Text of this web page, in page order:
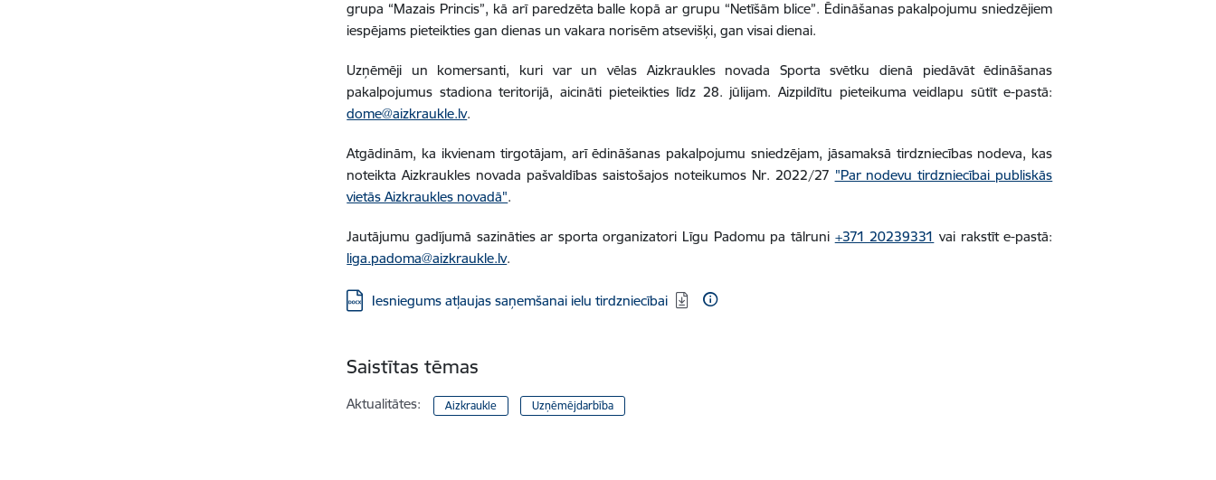
grupa “Mazais Princis”, kā arī paredzēta balle kopā ar grupu “Netīšām blice”. Ēdināšanas pakalpojumu sniedzējiem
iespējams pieteikties gan dienas un vakara norisēm atsevišķi, gan visai dienai.
Uzņēmēji un komersanti, kuri var un vēlas Aizkraukles novada Sporta svētku dienā piedāvāt ēdināšanas
pakalpojumus stadiona teritorijā, aicināti pieteikties līdz 28. jūlijam. Aizpildītu pieteikuma veidlapu sūtīt e-pastā:
dome@aizkraukle.lv.
Atgādinām, ka ikvienam tirgotājam, arī ēdināšanas pakalpojumu sniedzējam, jāsamaksā tirdzniecības nodeva, kas
noteikta Aizkraukles novada pašvaldības saistošajos noteikumos Nr. 2022/27 "Par nodevu tirdzniecībai publiskās
vietās Aizkraukles novadā".
Jautājumu gadījumā sazināties ar sporta organizatori Līgu Padomu pa tālruni +371 20239331 vai rakstīt e-pastā:
liga.padoma@aizkraukle.lv.
Lejupielādēt:
Iesniegums atļaujas saņemšanai ielu tirdzniecībai
Saistītas tēmas
Aktualitātes: Aizkraukle Uzņēmējdarbība